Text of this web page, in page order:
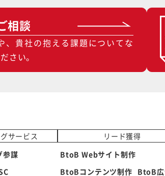
相談
、貴社の抱える課題についてな
さい。
サービス
参謀
リード獲得
BtoB Webサイト制作
BtoBコンテンツ制作 BtoB